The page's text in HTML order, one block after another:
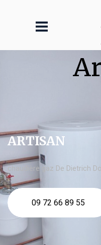
ARTISAN
chaudière gaz De Dietrich
09 72 66 89 55